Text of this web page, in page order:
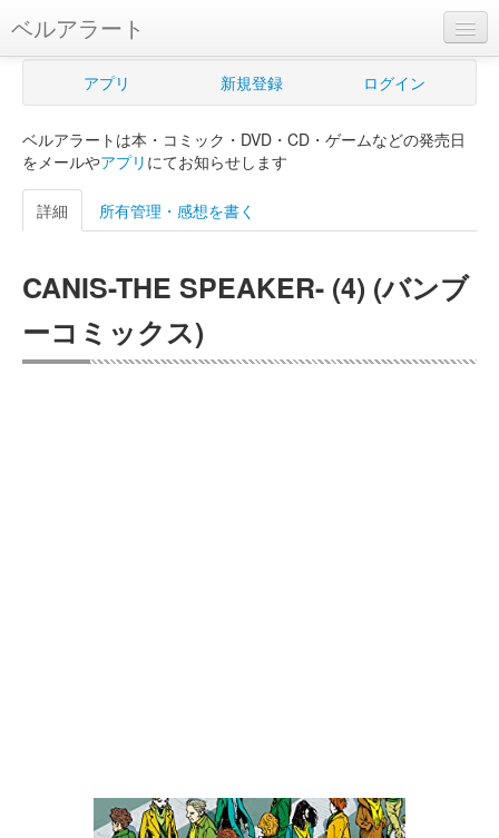
ベルアラート
ベルアラートとは
新規登録
ログイン
購入管理
Myシェルフ
アプリ 新規登録 ログイン
ベルアラートは本・コミック・DVD・CD・ゲームなどの発売日
をメールやアプリ にてお知らせします
詳細 所有管理・感想を書く
CANIS-THE SPEAKER- (4) (バンブ
ーコミックス)